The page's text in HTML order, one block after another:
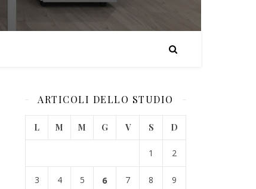
ARTICOLI DELLO STUDIO
L M M G V S D
1 2
3 4 5 6 7 8 9